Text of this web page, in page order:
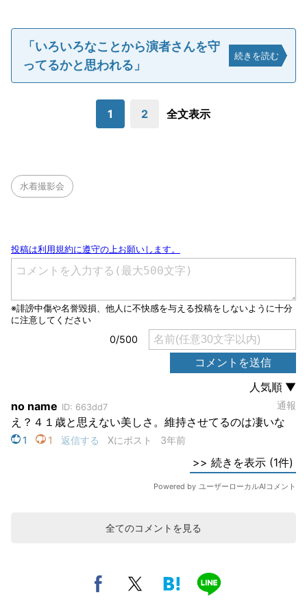
「いろいろなことから演者さんを守
ってるかと思われる」
続きを読む
1 2 全文表示
水着撮影会
全てのコメントを見る